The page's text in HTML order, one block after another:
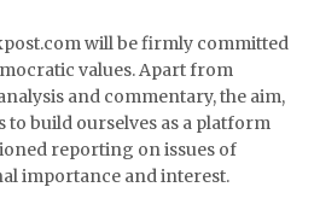
will be firmly committed
values. Apart from
and commentary, the aim,
to build ourselves as a platform
reporting on issues of
importance and interest.